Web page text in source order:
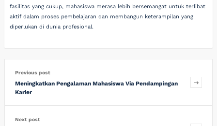
fasilitas yang cukup, mahasiswa merasa lebih bersemangat untuk terlibat
aktif dalam proses pembelajaran dan membangun keterampilan yang
diperlukan di dunia profesional.
Previous post
Meningkatkan Pengalaman Mahasiswa Via Pendampingan
Karier
Next post